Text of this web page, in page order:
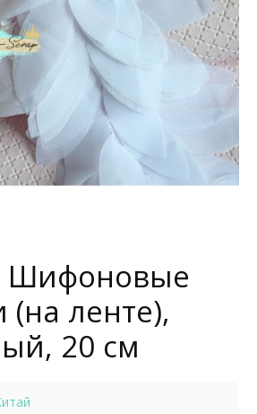
Шифоновые
(на ленте),
20 см